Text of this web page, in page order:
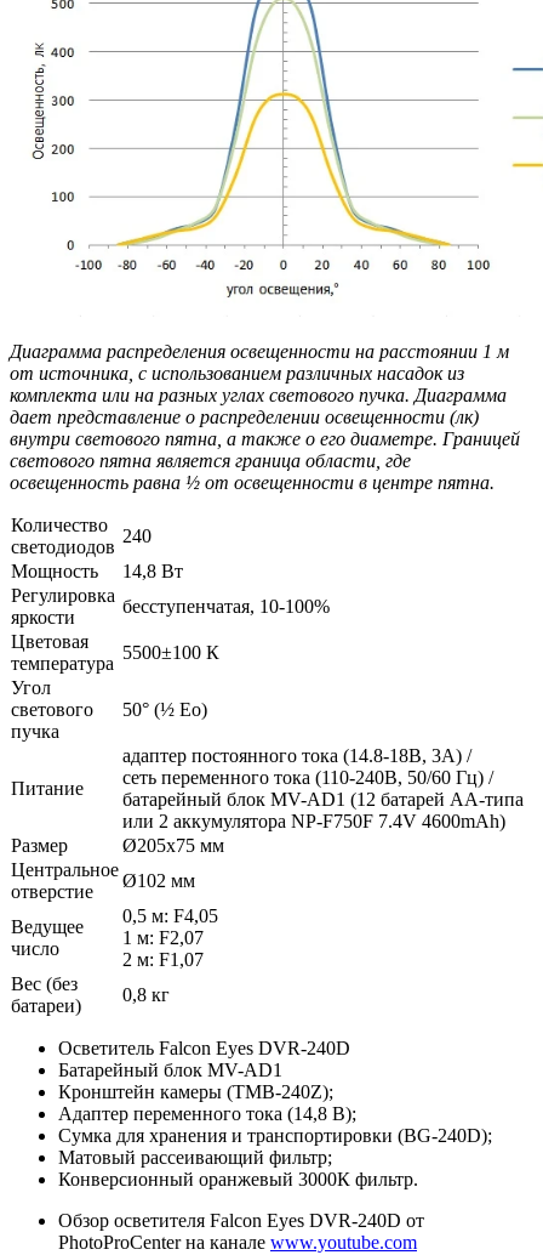
Диаграмма распределения освещенности на расстоянии 1 м
от источника, с использованием различных насадок из
комплекта или на разных углах светового пучка. Диаграмма
дает представление о распределении освещенности (лк)
внутри светового пятна, а также о его диаметре. Границей
светового пятна является граница области, где
освещенность равна ½ от освещенности в центре пятна.
Количество
светодиодов
240
Мощность
14,8 Вт
Регулировка
яркости
бесступенчатая, 10-100%
Цветовая
температура
5500±100 К
Угол
светового
пучка
50° (½ Ео)
Питание
адаптер постоянного тока (14.8-18В, 3А) /
сеть переменного тока (110-240В, 50/60 Гц) /
батарейный блок MV-AD1 (12 батарей АА-типа
или 2 аккумулятора NP-F750F 7.4V 4600mAh)
Размер
Ø205х75 мм
Центральное
отверстие
Ø102 мм
Ведущее
число
0,5 м: F4,05
1 м: F2,07
2 м: F1,07
Вес (без
батареи)
0,8 кг
Осветитель Falcon Eyes DVR-240D
Батарейный блок MV-AD1
Кронштейн камеры (TMB-240Z);
Адаптер переменного тока (14,8 В);
Сумка для хранения и транспортировки (BG-240D);
Матовый рассеивающий фильтр;
Конверсионный оранжевый 3000К фильтр.
Обзор осветителя Falcon Eyes DVR-240D от
PhotoProCenter на канале www.youtube.com